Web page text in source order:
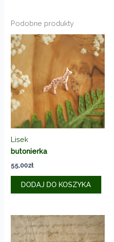
Podobne produkty
Lisek
butonierka
55,00zł
DODAJ DO KOSZYKA